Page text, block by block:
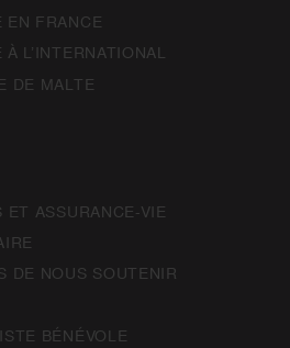
EN FRANCE
L’INTERNATIONAL
DE MALTE
ET ASSURANCE-VIE
DE NOUS SOUTENIR
BÉNÉVOLE